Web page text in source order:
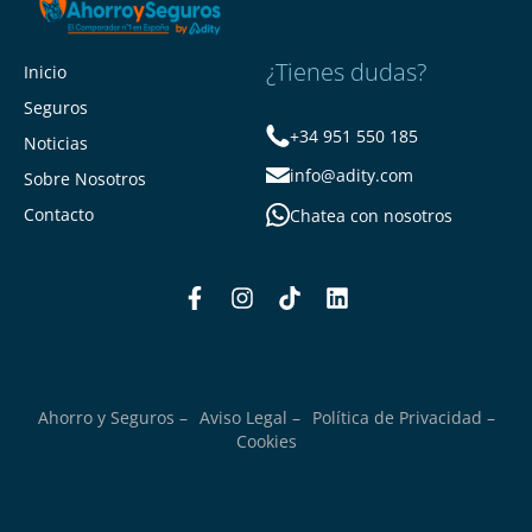
Inicio
Seguros
Noticias
Sobre Nosotros
Contacto
¿Tienes dudas?
+34 951 550 185
info@adity.com
Chatea con nosotros
Ahorro y Seguros – Aviso Legal –
Política de Privacidad –
Cookies